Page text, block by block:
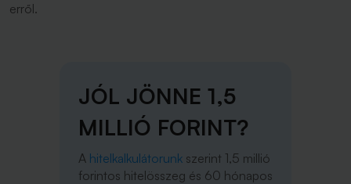
erről.
JÓL JÖNNE 1,5
MILLIÓ FORINT?
A hitelkalkulátorunk szerint 1,5 millió
forintos hitelösszeg és 60 hónapos